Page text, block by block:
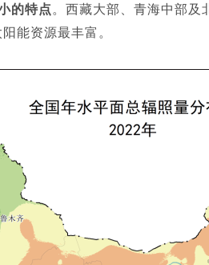
的特点 。 西藏大部、青海中部及
能资源最丰富。